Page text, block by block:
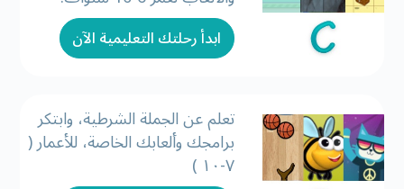
ابدأ رحلتك التعليمية الآن
تعلم عن الجملة الشرطية، وابتكر
برامجك وألعابك الخاصة، للأعمار (
٧-١٠ )